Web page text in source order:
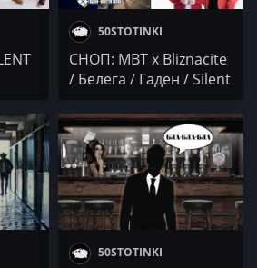
50STOTINKI
СНОП: MBT x Bliznacite
/ Белега / Гаден / Silent
50STOTINKI